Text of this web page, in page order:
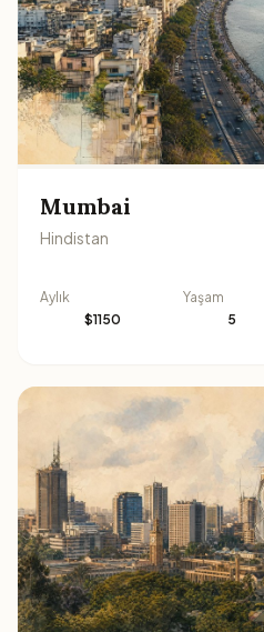
Mumbai
Hindistan
Aylık
$1150
Yaşam
5